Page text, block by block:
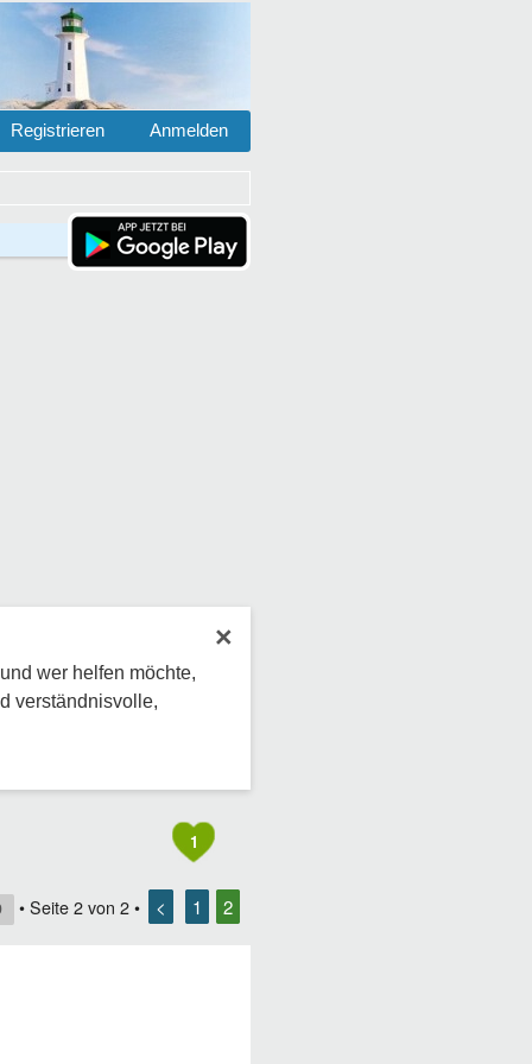
Anmelden
Registrieren
×
wer helfen möchte,
verständnisvolle,
1
• Seite 2 von 2 • < 1 2